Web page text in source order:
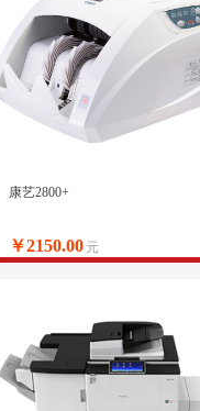
康艺2800+
￥2150.00 元